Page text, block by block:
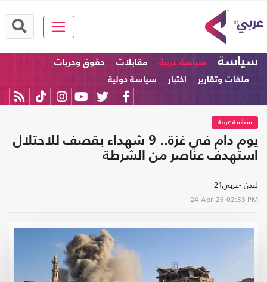
سياسة سياسة عربية مقابلات
حقوق وحريات
ملفات وتقارير
اختبار سياسة دولية
سياسة عربية
يوم دام في غزة.. 9 شهداء بقصف للاحتلال
استهدف عناصر من الشرطة
لندن -عربي21
24-Apr-26 02:33 PM